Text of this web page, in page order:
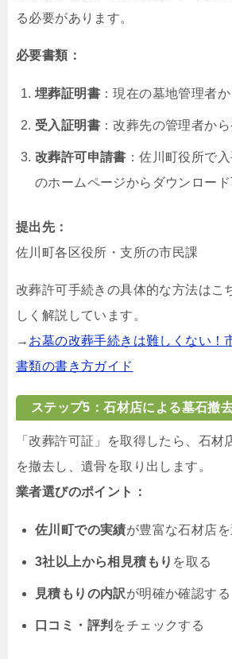
る必要があります。
必要書類：
埋葬証明書 ：現在の墓地管理者
受入証明書 ：改葬先の管理者か
改葬許可申請書 ：佐川町役所で
のホームページからダウンロード
提出先：
佐川町各区役所・支所の市民課
改葬許可手続きの具体的な方法はこ
しく解説しています。
→ お墓の改葬手続きは難しくない！
書類の書き方ガイド
ステップ5：石材店による墓石撤
「改葬許可証」を取得したら、石材
を撤去し、遺骨を取り出します。
業者選びのポイント：
佐川町での実績が豊富な石材店
3社以上から相見積もり を取る
見積もりの内訳が明確か確認する
口コミ・評判 をチェックする